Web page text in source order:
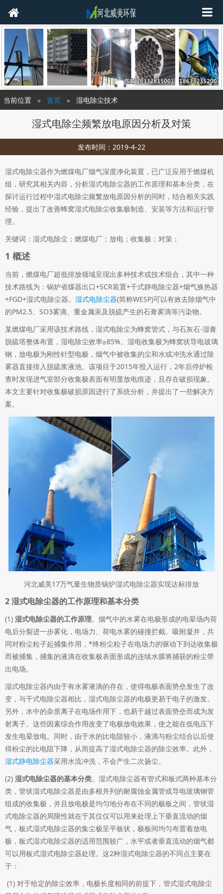
当前位置 首页 湿电除尘技术
湿式电除尘频繁放电原因分析及对策
发布时间：2019-4-22
湿式电除尘器作为燃煤电厂烟气深度净化装置，已广泛应用于燃煤机
组，研究其相关内容，分析湿式电除尘器的工作原理和基本分类，在
探讨运行过程中湿式电除尘频繁放电原因分析的同时，结合相关实践
经验，提出了改善蜂窝湿式电除尘收集极制造、安装等方法和运行管
理。
关键词：湿式电除尘；燃煤电厂；放电；收集极；对策；
1 概述
当前，燃煤电厂超低排放领域呈现出多种技术或技术组合，其中一种
技术路线为：锅炉省煤器出口+SCR装置+干式静电除尘器+烟气换热器
+FGD+湿式电除尘器。 湿式电除尘器(简称WESP)可以有效去除烟气中
的PM2.5、SO3雾滴、重金属汞及脱硫产生的石膏雾滴等污染物。
某燃煤电厂采用该技术路线，湿式电除尘为蜂窝管式，与石灰石-湿膏
脱硫塔整体布置，湿电除尘效率≥85%。湿电收集极为蜂窝状导电玻璃
钢，放电极为刚性针型电极，烟气中被收集的尘和水或冲洗水通过除
雾器直接排入脱硫浆液池。该项目于2015年投入运行，2年后停炉检
查时发现进气室部分收集极表面有明显放电痕迹，且存在破损现象。
本文主要针对收集极破损原因进行了系统分析，并提出了一些解决方
案。
河北威美17万气量生物质锅炉湿式电除尘器实现达标排放
2 湿式电除尘器的工作原理和基本分类
(1) 湿式电除尘器的工作原理。烟气中的水雾在电极形成的电晕场内荷
电后分裂进一步雾化，电场力、荷电水雾的碰撞拦截、吸附凝并，共
同对粉尘粒子起捕集作用，*终粉尘粒子在电场力的驱动下到达收集极
而被捕集，捕集的液滴在收集极表面形成的连续水膜将捕获的粉尘带
出电场。
湿式电除尘器内由于有水雾液滴的存在，使得电极表面势垒发生了改
变，与干式电除尘器相比，湿式电除尘器的电极更易于电子的激发。
另外，水中的杂质离子在电场作用下，也易于越过表面势垒而成为发
射离子。这些因素综合作用改变了电极放电效果，使之能在低电压下
发生电晕放电。同时，由于水的比电阻较小，液滴与粉尘结合以后使
得粉尘的比电阻下降，从而提高了湿式电除尘器的除尘效率。此外，
湿式静电除尘器采用水流冲洗，不会产生二次扬尘。
(2) 湿式电除尘器的基本分类。湿式电除尘器有管式和板式两种基本分
类，管状湿式电除尘器是由多根并列的耐腐蚀金属管或导电玻璃钢管
组成的收集极，并且放电极是均匀地分布在不同的极板之间，管状湿
式电除尘器的局限性就在于其仅仅可以用来处理上下垂直流动的烟
气，板式湿式电除尘器的集尘极呈平板状，极板间均匀布置着放电
极，板式湿式电除尘器的适用范围较广，水平或者垂直流动的烟气都
可以用板式湿式电除尘器处理。这2种湿式电除尘器的不同点主要在
于：
(1) 对于给定的除尘效率，电极长度相同的前提下，管式湿式电除尘